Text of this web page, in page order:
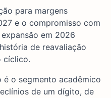
para margens
e o compromisso com
em 2026
de reavaliação
cíclico.
o segmento acadêmico
de um dígito, de